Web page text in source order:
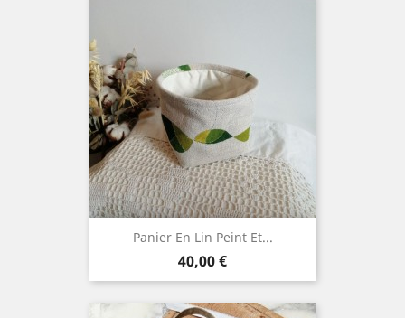
Panier En Lin Peint Et...
Prix
40,00 €